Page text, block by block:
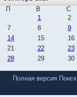
П
В С
1
2
7
8 9
14
15 16
21
22 23
28
29 30
Полная версия Поиск